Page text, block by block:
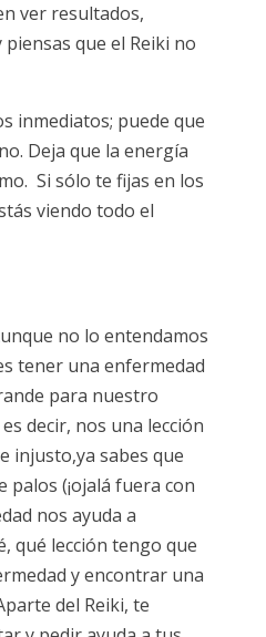
ver resultados,
que el Reiki no
inmediatos; puede que
Deja que la energía
Si sólo te fijas en los
viendo todo el
no lo entendamos
tener una enfermedad
para nuestro
decir, nos una lección
injusto,ya sabes que
palos (¡ojalá fuera con
nos ayuda a
qué lección tengo que
y encontrar una
del Reiki, te